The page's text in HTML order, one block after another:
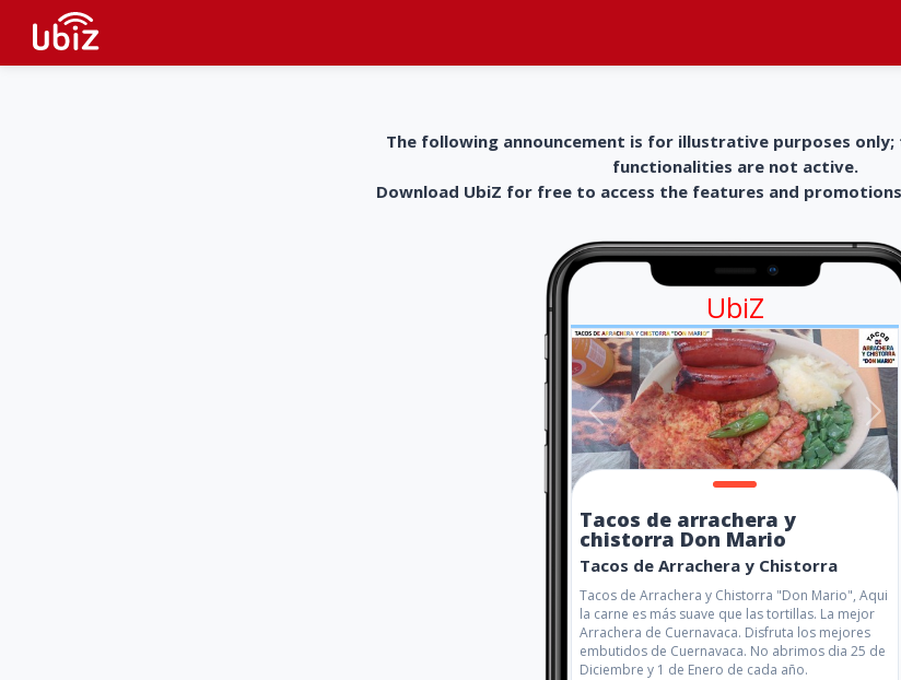
The following announcement is for illustrative purposes
functionalities are not active.
Download UbiZ for free to access the features and
UbiZ
Tacos de arrachera y
chistorra Don Mario
Tacos de Arrachera y Chistorra
Tacos de Arrachera y Chistorra "Don Mario", Aqui
la carne es más suave que las tortillas. La mejor
Arrachera de Cuernavaca. Disfruta los mejores
embutidos de Cuernavaca. No abrimos dia 25 de
Diciembre y 1 de Enero de cada año.